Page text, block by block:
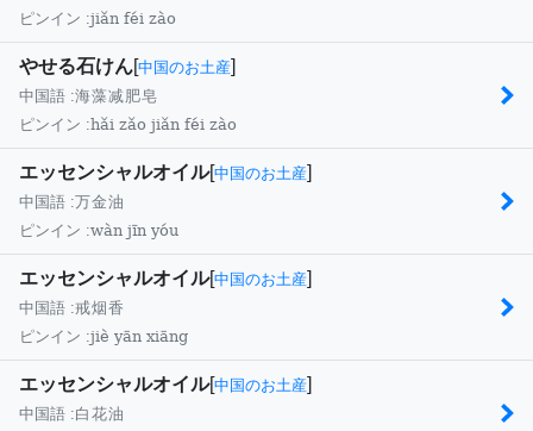
ピンイン :jiǎn féi zào
やせる石けん[中国のお土産]
中国語 :海藻减肥皂
ピンイン :hǎi zǎo jiǎn féi zào
エッセンシャルオイル[中国のお土産]
中国語 : 万金油
ピンイン :wàn jīn yóu
エッセンシャルオイル[中国のお土産]
中国語 :戒烟香
ピンイン :jiè yān xiāng
エッセンシャルオイル[中国のお土産]
中国語 :白花油